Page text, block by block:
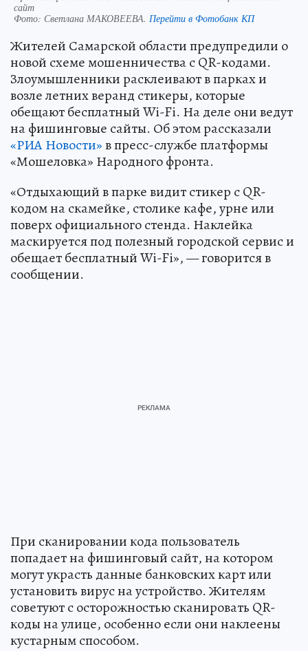
сайт
Фото: Светлана МАКОВЕЕВА. Перейти в Фотобанк КП
Жителей Самарской области предупредили о
новой схеме мошенничества с QR-кодами.
Злоумышленники расклеивают в парках и
возле летних веранд стикеры, которые
обещают бесплатный Wi-Fi. На деле они ведут
на фишинговые сайты. Об этом рассказали
«РИА Новости»в пресс-службе платформы
«Мошеловка» Народного фронта.
«Отдыхающий в парке видит стикер с QR-
кодом на скамейке, столике кафе, урне или
поверх официального стенда. Наклейка
маскируется под полезный городской сервис и
обещает бесплатный Wi-Fi», — говорится в
сообщении.
При сканировании кода пользователь
попадает на фишинговый сайт, на котором
могут украсть данные банковских карт или
установить вирус на устройство. Жителям
советуют с осторожностью сканировать QR-
коды на улице, особенно если они наклеены
кустарным способом.